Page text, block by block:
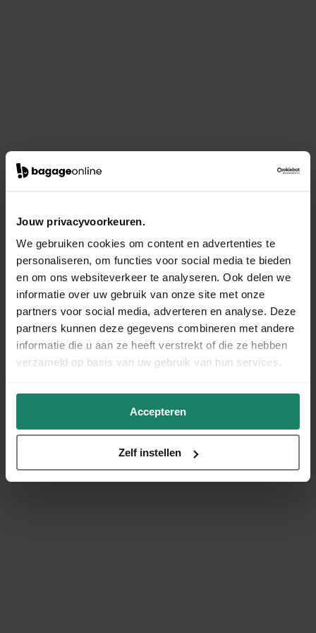
Jouw privacyvoorkeuren.
We gebruiken cookies om content en advertenties te
personaliseren, om functies voor social media te bieden
en om ons websiteverkeer te analyseren. Ook delen we
informatie over uw gebruik van onze site met onze
partners voor social media, adverteren en analyse. Deze
partners kunnen deze gegevens combineren met andere
informatie die u aan ze heeft verstrekt of die ze hebben
verzameld op basis van uw gebruik van hun services.
Accepteren
Zelf instellen